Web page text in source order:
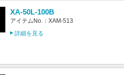
XA-50L-100B
アイテムNo.：XAM-513
詳細を見る